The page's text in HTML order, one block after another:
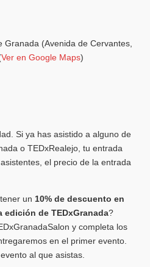
Granada (Avenida de Cervantes,
Ver en Google Maps)
Si ya has asistido a alguno de
o TEDxRealejo, tu entrada
el precio de la entrada
un10% de descuento en
edición de TEDxGranada?
y completa los
en el primer evento.
al que asistas.